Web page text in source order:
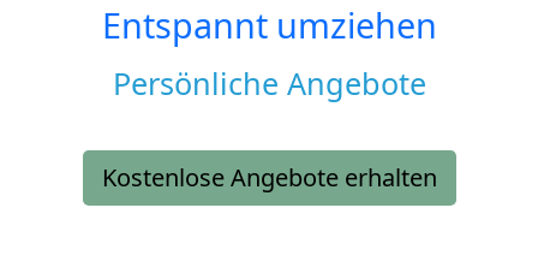
Entspannt umziehen
Persönliche Angebote
Kostenlose Angebote erhalten